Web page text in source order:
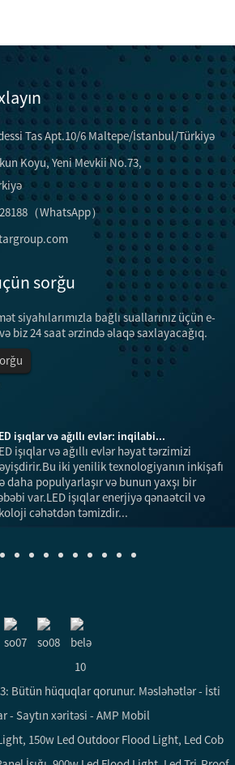
Tas Apt.10/6 Maltepe/İstanbul/Türkiyə
Koyu, Yeni Mevkii No.73,
（WhatsApp）
sorğu
siyahılarımızla bağlı suallarınız üçün e-
biz 24 saat ərzində əlaqə saxlayacağıq.
işıqlar və ağıllı evlər: inqilabi...
işıqlar və ağıllı evlər həyat tərzimizi
iki yenilik texnologiyanın inkişafı
daha populyarlaşır və bunun yaxşı bir
var.LED işıqlar enerjiyə qənaətcil və
cəhətdən təmizdir...
Bütün hüquqlar qorunur. Məsləhətlər- İsti
- Saytın xəritəsi - AMP Mobil
, 150w Led Outdoor Flood Light, Led Cob